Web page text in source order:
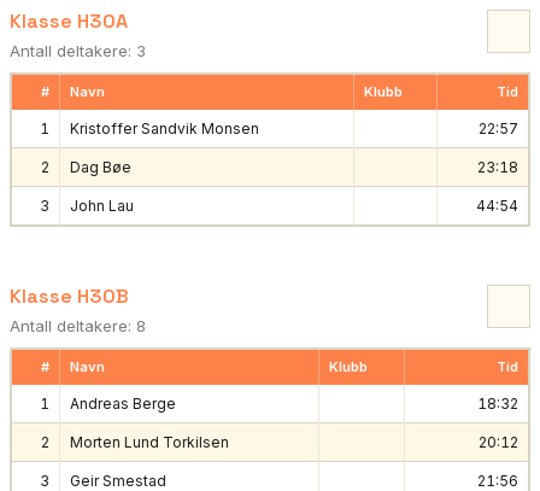
Klasse H30A
Antall deltakere: 3
# Navn Klubb Tid
1 Kristoffer Sandvik Monsen 22:57
2 Dag Bøe 23:18
3 John Lau 44:54
Klasse H30B
Antall deltakere: 8
# Navn Klubb Tid
1 Andreas Berge 18:32
2 Morten Lund Torkilsen 20:12
3 Geir Smestad 21:56